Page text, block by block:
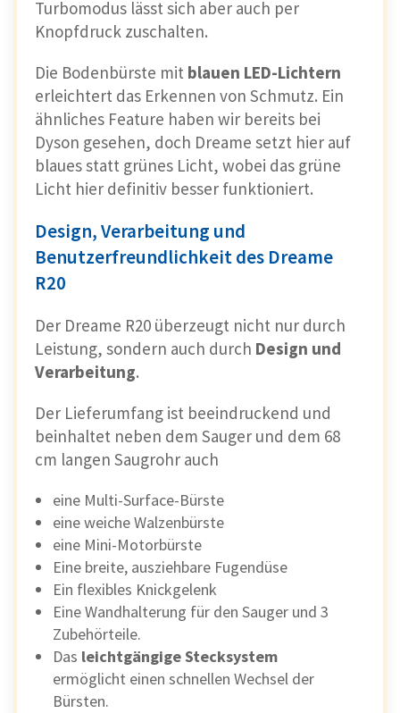
Turbomodus lässt sich aber auch per
Knopfdruck zuschalten.
Die Bodenbürste mit blauen LED-Lichtern
erleichtert das Erkennen von Schmutz. Ein
ähnliches Feature haben wir bereits bei
Dyson gesehen, doch Dreame setzt hier auf
blaues statt grünes Licht, wobei das grüne
Licht hier definitiv besser funktioniert.
Design, Verarbeitung und
Benutzerfreundlichkeit des Dreame
R20
Der Dreame R20 überzeugt nicht nur durch
Leistung, sondern auch durch Design und
Verarbeitung.
Der Lieferumfang ist beeindruckend und
beinhaltet neben dem Sauger und dem 68
cm langen Saugrohr auch
eine Multi-Surface-Bürste
eine weiche Walzenbürste
eine Mini-Motorbürste
Eine breite, ausziehbare Fugendüse
Ein flexibles Knickgelenk
Eine Wandhalterung für den Sauger und 3
Zubehörteile.
Das leichtgängige Stecksystem
ermöglicht einen schnellen Wechsel der
Bürsten.